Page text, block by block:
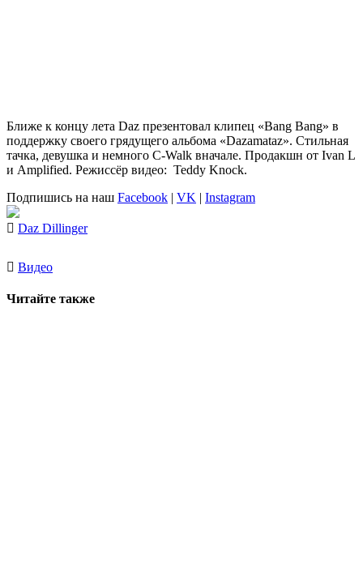
Ближе к концу лета Daz презентовал клипец «Bang Bang» в
поддержку своего грядущего альбома «Dazamataz». Стильная
тачка, девушка и немного C-Walk вначале. Продакшн от Ivan L
и Amplified. Режиссёр видео: Teddy Knock.
Подпишись на наш Facebook | VK | Instagram
Daz Dillinger
Видео
Читайте также